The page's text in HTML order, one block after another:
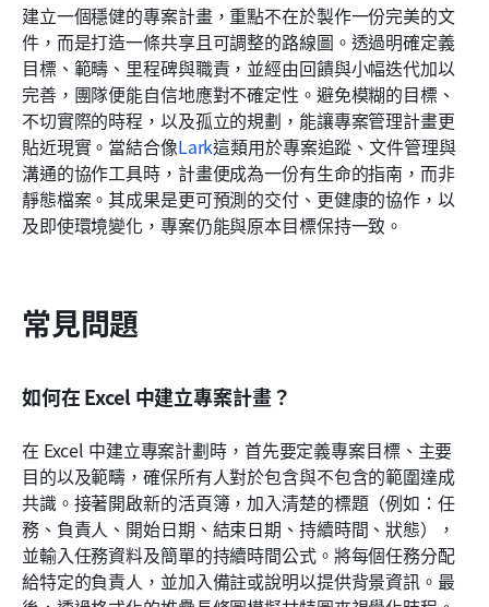
建立一個穩健的專案計畫，重點不在於製作一份完美的文
件，而是打造一條共享且可調整的路線圖。透過明確定義
目標、範疇、里程碑與職責，並經由回饋與小幅迭代加以
完善，團隊便能自信地應對不確定性。避免模糊的目標、
不切實際的時程，以及孤立的規劃，能讓專案管理計畫更
貼近現實。當結合像Lark這類用於專案追蹤、文件管理與
溝通的協作工具時，計畫便成為一份有生命的指南，而非
靜態檔案。其成果是更可預測的交付、更健康的協作，以
及即使環境變化，專案仍能與原本目標保持一致。
常見問題
如何在 Excel 中建立專案計畫？
在 Excel 中建立專案計劃時，首先要定義專案目標、主要
目的以及範疇，確保所有人對於包含與不包含的範圍達成
共識。接著開啟新的活頁簿，加入清楚的標題（例如：任
務、負責人、開始日期、結束日期、持續時間、狀態），
並輸入任務資料及簡單的持續時間公式。將每個任務分配
給特定的負責人，並加入備註或說明以提供背景資訊。最